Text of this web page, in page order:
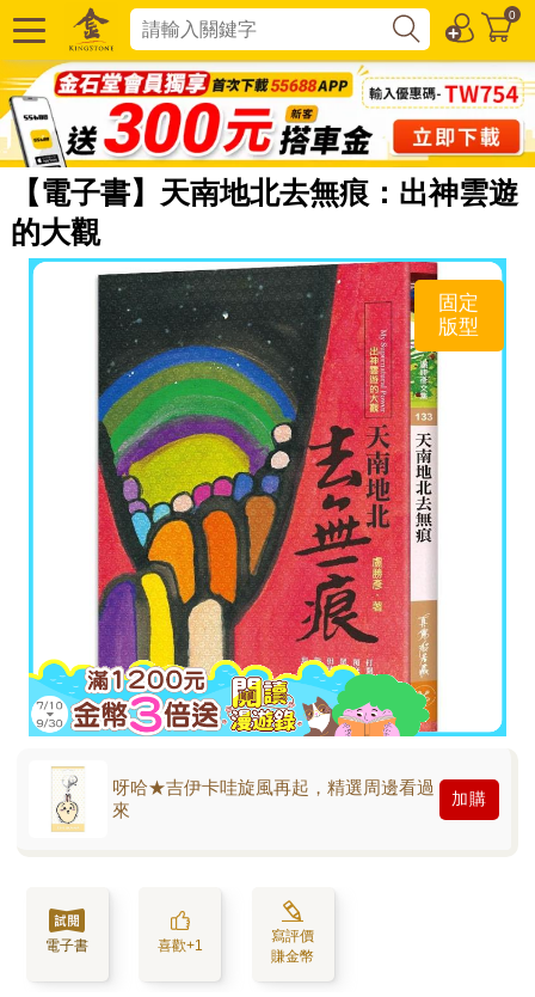
0
【電子書】天南地北去無痕：出神雲遊
的大觀
固定
版型
呀哈★吉伊卡哇旋風再起，精選周邊看過
來
加購
電子書 喜歡+1
寫評價
賺金幣